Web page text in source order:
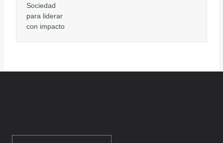
Sociedad
para liderar
con impacto